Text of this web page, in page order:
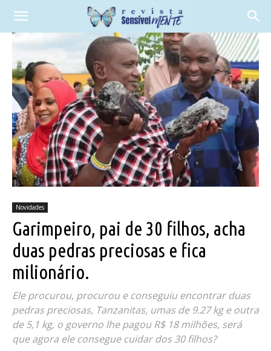
Novidades
Garimpeiro, pai de 30 filhos, acha
duas pedras preciosas e fica
milionário.
Ele procurou, procurou e conseguiu encontrar duas
pedras preciosas, Tanzanitas, umas de 9.27 kg e outra
de 5,1 kg, o governo lhe pagou R$ 18 milhões, será
que agora ele consegue cuidar dos 30 filhos?